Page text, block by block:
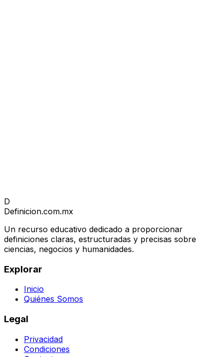
D
Definicion.com.mx
Un recurso educativo dedicado a proporcionar
definiciones claras, estructuradas y precisas sobre
ciencias, negocios y humanidades.
Explorar
Inicio
Quiénes Somos
Legal
Privacidad
Condiciones